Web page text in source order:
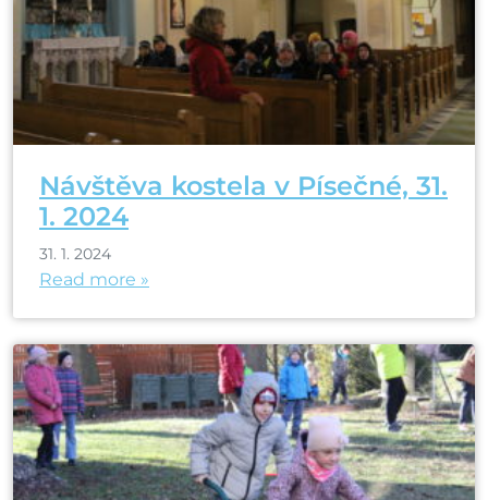
Návštěva kostela v Písečné, 31.
1. 2024
31. 1. 2024
Read more »